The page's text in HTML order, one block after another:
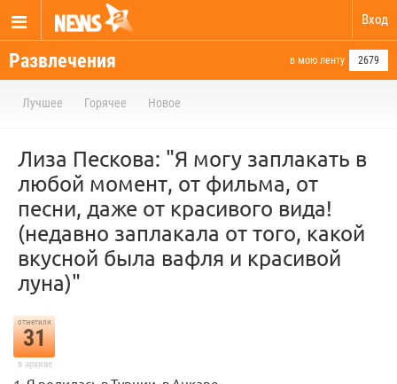
Вход
Развлечения в мою ленту 2679
Лучшее Горячее Новое
Лиза Пескова: "Я могу заплакать в
любой момент, от фильма, от
песни, даже от красивого вида!
(недавно заплакала от того, какой
вкусной была вафля и красивой
луна)"
отметили
31
в архиве